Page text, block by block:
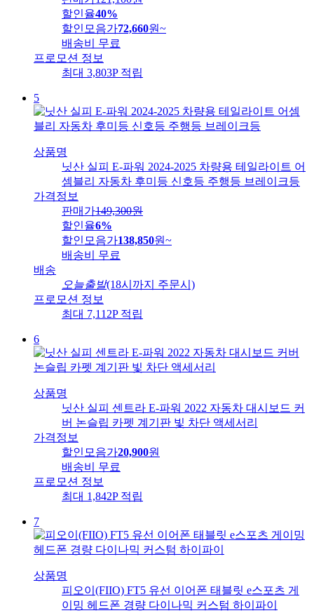
할인율40%
할인모음가72,660원~
배송비
무료
프로모션 정보
최대 3,803P 적립
5
상품명
닛산 실피 E-파워 2024-2025 차량용 테일라이트 어
셈블리 자동차 후미등 신호등 주행등 브레이크등
가격정보
판매가149,300원
할인율6%
할인모음가138,850원~
배송비
무료
배송
오늘출발(18시까지 주문시)
프로모션 정보
최대 7,112P 적립
6
상품명
닛산 실피 센트라 E-파워 2022 자동차 대시보드 커
버 논슬립 카펫 계기판 빛 차단 액세서리
가격정보
할인모음가20,900원
배송비
무료
프로모션 정보
최대 1,842P 적립
7
상품명
피오이(FIIO) FT5 유선 이어폰 태블릿 e스포츠 게
이밍 헤드폰 경량 다이나믹 커스텀 하이파이